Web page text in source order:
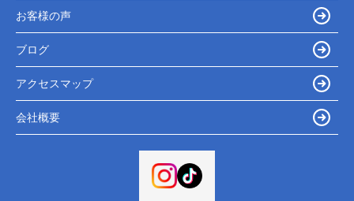
お客様の声
ブログ
アクセスマップ
会社概要